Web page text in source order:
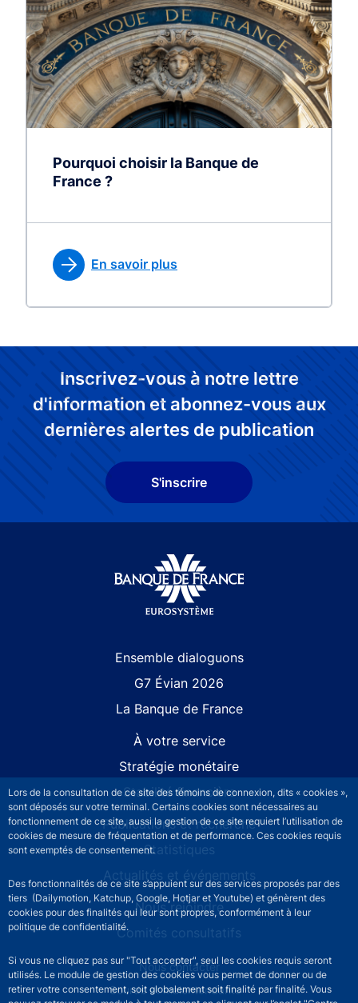
Lors de la consultation de ce site des témoins de connexion, dits « cookies »,
sont déposés sur votre terminal. Certains cookies sont nécessaires au
fonctionnement de ce site, aussi la gestion de ce site requiert l’utilisation de
cookies de mesure de fréquentation et de performance. Ces cookies requis
sont exemptés de consentement.
Des fonctionnalités de ce site s’appuient sur des services proposés par des
tiers (Dailymotion, Katchup, Google, Hotjar et Youtube) et génèrent des
cookies pour des finalités qui leur sont propres, conformément à leur
politique de confidentialité.
Si vous ne cliquez pas sur "Tout accepter", seul les cookies requis seront
utilisés. Le module de gestion des cookies vous permet de donner ou de
retirer votre consentement, soit globalement soit finalité par finalité. Vous
Pourquoi choisir la Banque de
France ?
En savoir plus
Inscrivez-vous à notre lettre
d'information et abonnez-vous aux
dernières alertes de publication
S'inscrire
Ensemble dialoguons
G7 Évian 2026
La Banque de France
À votre service
Stratégie monétaire
Stabilité financière
Publications et recherche
Statistiques
Actualités et événements
Nous rejoindre
Comités consultatifs
Footer secondary menuNous contacter
Sourds et malentendants